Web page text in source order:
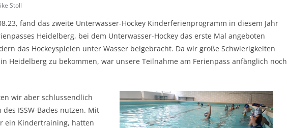
Stoll
fand das zweite Unterwasser-Hockey Kinderferienprogramm in diesem Jahr
Heidelberg, bei dem Unterwasser-Hockey das erste Mal angeboten
das Hockeyspielen unter Wasser beigebracht. Da wir große Schwierigkeiten
Heidelberg zu bekommen, war unsere Teilnahme am Ferienpass anfänglich noch
wir aber schlussendlich
ISSW-Bades nutzen. Mit
ein Kindertraining, hatten